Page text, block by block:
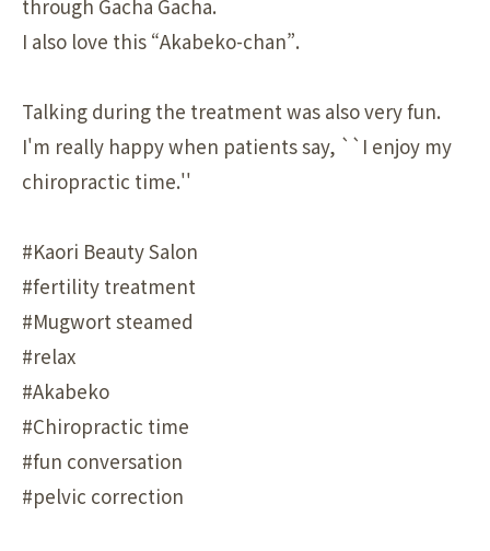
through Gacha Gacha.
I also love this “Akabeko-chan”.
Talking during the treatment was also very fun.
I'm really happy when patients say, ``I enjoy my
chiropractic time.''
#Kaori Beauty Salon
#fertility treatment
#Mugwort steamed
#relax
#Akabeko
#Chiropractic time
#fun conversation
#pelvic correction